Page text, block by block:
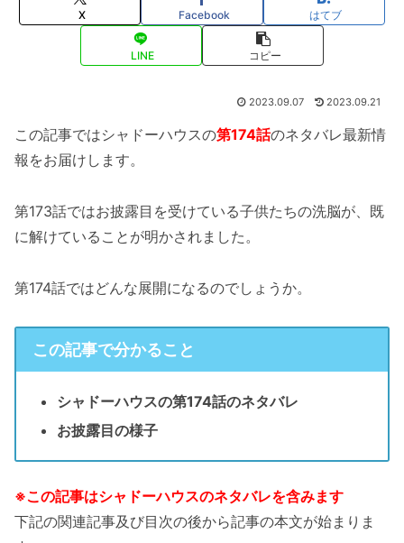
X Facebook はてブ
LINE コピー
2023.09.07 2023.09.21
この記事ではシャドーハウスの第174話のネタバレ最新情
報をお届けします。
第173話ではお披露目を受けている子供たちの洗脳が、既
に解けていることが明かされました。
第174話ではどんな展開になるのでしょうか。
この記事で分かること
シャドーハウスの第174話のネタバレ
お披露目の様子
※この記事はシャドーハウスのネタバレを含みます
下記の関連記事及び目次の後から記事の本文が始まりま